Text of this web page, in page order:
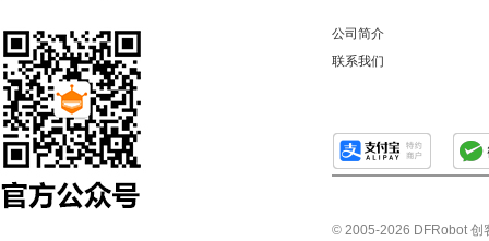
公司简介
联系我们
© 2005-2026 DFRobot 创